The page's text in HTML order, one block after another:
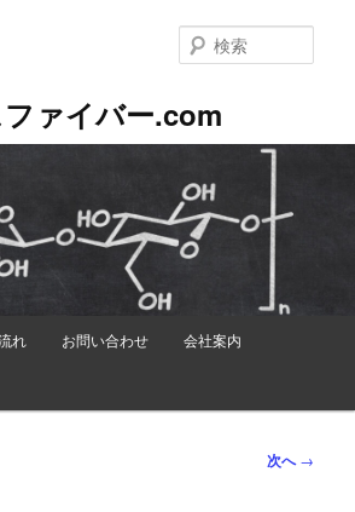
ァイバー.com
索
れ お問い合わせ 会社案内
次へ→